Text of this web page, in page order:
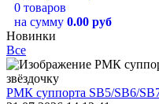
0 товаров
на сумму 0.00 руб
Новинки
Все
РМК суппорта SB5/SB6/